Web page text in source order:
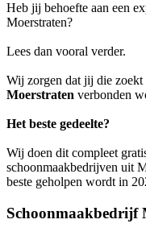
Heb jij behoefte aan een
Moerstraten?
Lees dan vooral verder.
Wij zorgen dat jij die zoekt
Moerstraten verbonden
Het beste gedeelte?
Wij doen dit compleet
schoonmaakbedrijven uit
beste geholpen wordt in
Schoonmaakbedrijf